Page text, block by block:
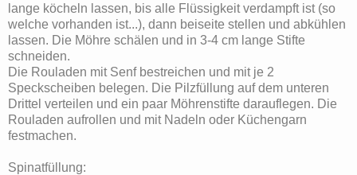
lange köcheln lassen, bis alle Flüssigkeit verdampft ist (so
welche vorhanden ist...), dann beiseite stellen und abkühlen
lassen. Die Möhre schälen und in 3-4 cm lange Stifte
schneiden.
Die Rouladen mit Senf bestreichen und mit je 2
Speckscheiben belegen. Die Pilzfüllung auf dem unteren
Drittel verteilen und ein paar Möhrenstifte darauflegen. Die
Rouladen aufrollen und mit Nadeln oder Küchengarn
festmachen.
Spinatfüllung: